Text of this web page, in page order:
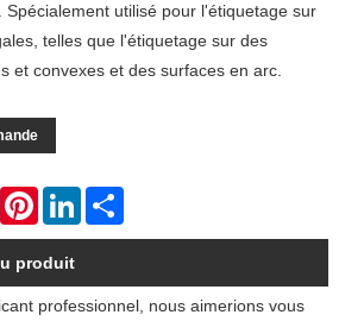
Spécialement utilisé pour l'étiquetage sur
telles que l'étiquetage sur des
et convexes et des surfaces en arc.
WhatsAppPinterestLinkedIn
produit
professionnel, nous aimerions vous